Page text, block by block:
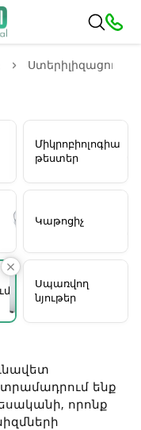
Ստերիլիզացում
թեստեր
Կաթոցիչ
Սպառվող
նյութեր
ենք
որոնք